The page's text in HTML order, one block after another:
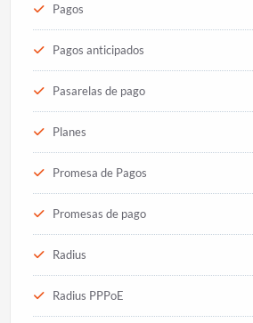
Pagos
Pagos anticipados
Pasarelas de pago
Planes
Promesa de Pagos
Promesas de pago
Radius
Radius PPPoE